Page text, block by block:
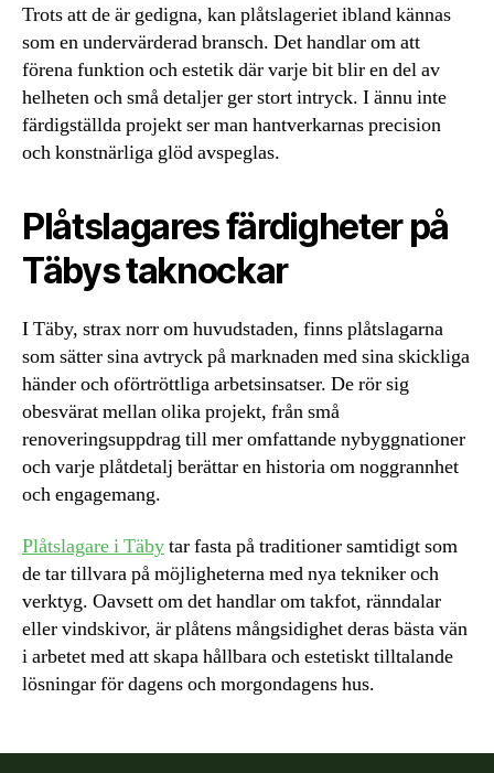
Trots att de är gedigna, kan plåtslageriet ibland kännas
som en undervärderad bransch. Det handlar om att
förena funktion och estetik där varje bit blir en del av
helheten och små detaljer ger stort intryck. I ännu inte
färdigställda projekt ser man hantverkarnas precision
och konstnärliga glöd avspeglas.
Plåtslagares färdigheter på
Täbys taknockar
I Täby, strax norr om huvudstaden, finns plåtslagarna
som sätter sina avtryck på marknaden med sina skickliga
händer och oförtröttliga arbetsinsatser. De rör sig
obesvärat mellan olika projekt, från små
renoveringsuppdrag till mer omfattande nybyggnationer
och varje plåtdetalj berättar en historia om noggrannhet
och engagemang.
Plåtslagare i Täbytar fasta på traditioner samtidigt som
de tar tillvara på möjligheterna med nya tekniker och
verktyg. Oavsett om det handlar om takfot, ränndalar
eller vindskivor, är plåtens mångsidighet deras bästa vän
i arbetet med att skapa hållbara och estetiskt tilltalande
lösningar för dagens och morgondagens hus.